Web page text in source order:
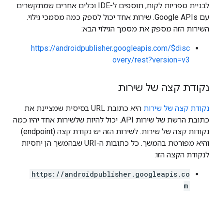
לבניית ספריות לקוח, תוספים ל-IDE וכלים אחרים שמתקשרים
עם Google APIs. שירות אחד יכול לספק כמה מסמכי גילוי.
השירות הזה מספק את מסמך הגילוי הבא:
https://androidpublisher.googleapis.com/$disc
overy/rest?version=v3
נקודת קצה של שירות
נקודת קצה של שירות
היא כתובת URL בסיסית שמציינת את
כתובת הרשת של שירות API. יכול להיות שלשירות אחד יהיו כמה
נקודות קצה של שירות. לשירות הזה יש נקודת קצה (endpoint)
והיא מפורטת בהמשך. כל כתובות ה-URI שבהמשך הן יחסיות
לנקודת הקצה הזו:
https://androidpublisher.googleapis.co
m